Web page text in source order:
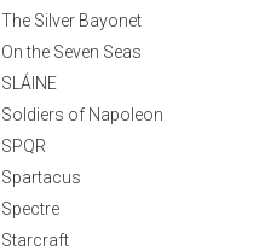
The Silver Bayonet
On the Seven Seas
SLÁINE
Soldiers of Napoleon
SPQR
Spartacus
Spectre
Starcraft